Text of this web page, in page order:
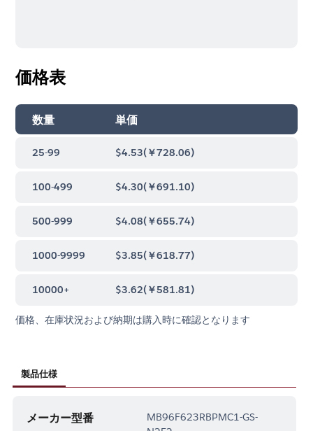
価格表
数量 単価
25-99 $4.53(￥728.06)
100-499 $4.30(￥691.10)
500-999 $4.08(￥655.74)
1000-9999 $3.85(￥618.77)
10000+ $3.62(￥581.81)
価格、在庫状況および納期は購入時に確認となります
製品仕様
メーカー型番
MB96F623RBPMC1-GS-